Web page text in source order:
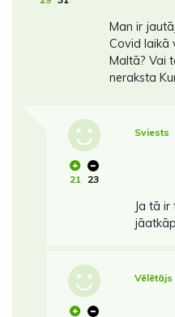
Man ir
Covid laikā
Maltā? Vai
neraksta
21 23
Sviests
Ja tā
Vēlētājs